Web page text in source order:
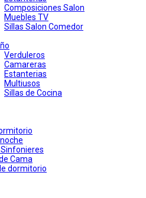
Composiciones Salon
Muebles TV
Sillas Salon Comedor
Verduleros
Camareras
Estanterias
Multiusos
Sillas de Cocina
Cama
dormitorio